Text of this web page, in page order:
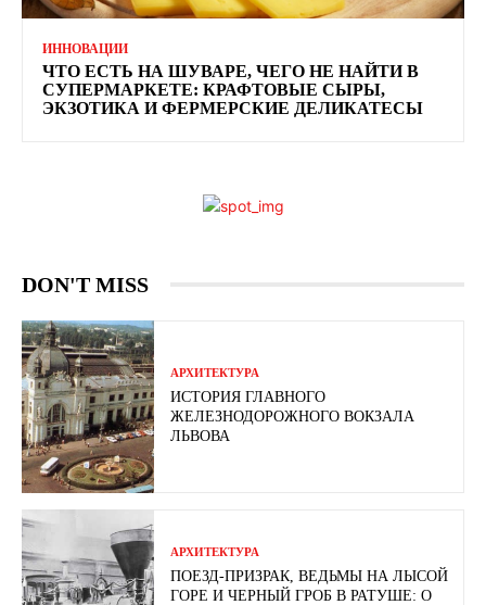
ИННОВАЦИИ
ЧТО ЕСТЬ НА ШУВАРЕ, ЧЕГО НЕ НАЙТИ В
СУПЕРМАРКЕТЕ: КРАФТОВЫЕ СЫРЫ,
ЭКЗОТИКА И ФЕРМЕРСКИЕ ДЕЛИКАТЕСЫ
DON'T MISS
АРХИТЕКТУРА
ИСТОРИЯ ГЛАВНОГО
ЖЕЛЕЗНОДОРОЖНОГО ВОКЗАЛА
ЛЬВОВА
АРХИТЕКТУРА
ПОЕЗД-ПРИЗРАК, ВЕДЬМЫ НА ЛЫСОЙ
ГОРЕ И ЧЕРНЫЙ ГРОБ В РАТУШЕ: О